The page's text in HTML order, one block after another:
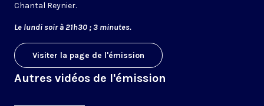
Chantal Reynier.
Le lundi soir à 21h30 ; 3 minutes.
Visiter la page de l'émission
Autres vidéos de l'émission